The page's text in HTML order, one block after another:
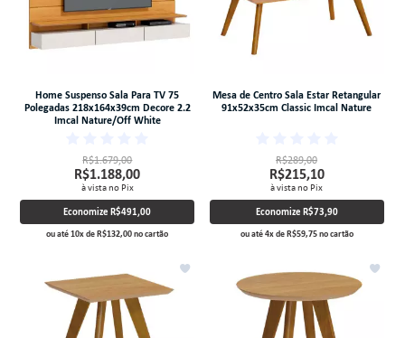
Home Suspenso Sala Para TV 75
Polegadas 218x164x39cm Decore 2.2
Imcal Nature/Off White
R$1.679,00
R$1.188,00
à vista no Pix
EconomizeR$491,00
ou até10xdeR$132,00no cartão
Mesa de Centro Sala Estar Retangular
91x52x35cm Classic Imcal Nature
R$289,00
R$215,10
à vista no Pix
Economize R$73,90
ou até4xdeR$59,75no cartão